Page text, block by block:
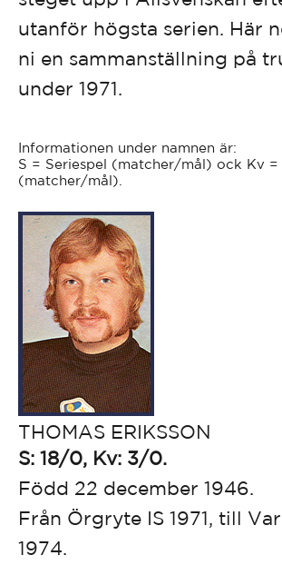
utanför högsta serien. Här
ni en sammanställning på
under 1971.
Informationen under namnen är:
S = Seriespel (matcher/mål) ock Kv =
(matcher/mål).
THOMAS ERIKSSON
S: 18/0, Kv: 3/0.
Född 22 december 1946.
Från Örgryte IS 1971, till
1974.